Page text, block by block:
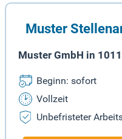
Muster
Muster GmbH in
Beginn: sofort
Vollzeit
Unbefristeter